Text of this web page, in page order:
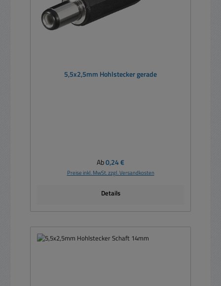
5,5x2,5mm Hohlstecker gerade
Regulärer Preis:
Ab0,24 €
Preise inkl. MwSt. zzgl. Versandkosten
Details